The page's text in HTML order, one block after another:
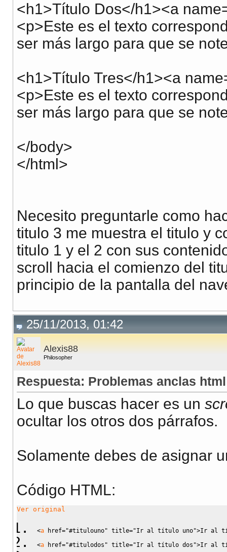
<h1>Título Dos</h1><a
<p>Este es el texto
ser más largo para que se
<h1>Título Tres</h1><a
<p>Este es el texto
ser más largo para que se
</body>
</html>
Necesito preguntarle como
titulo 3 me muestra el titulo y
titulo 1 y el 2 con sus
scroll hacia el comienzo del
principio de la pantalla del
25/11/2013, 01:42
Alexis88
Philosopher
Respuesta: Problemas anclas
Lo que buscas hacer es un
ocultar los otros dos párrafos.
Solamente debes de asignar
Código HTML:
Ver original
<a href="#titulouno" title="Ir al título uno">Ir al
<a href="#titulodos" title="Ir al título dos">Ir al